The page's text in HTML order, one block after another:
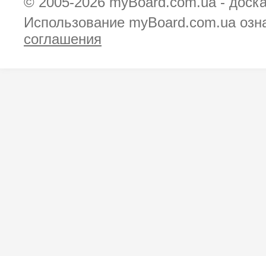
Использование myBoard.com.ua
соглашения